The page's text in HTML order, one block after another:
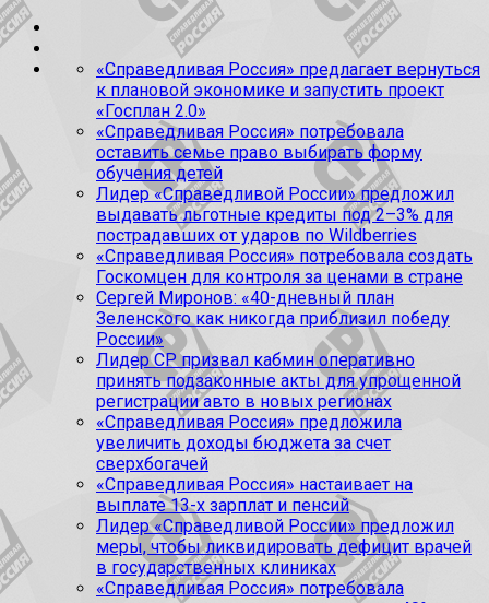
«Справедливая Россия» предлагает вернуться
к плановой экономике и запустить проект
«Госплан 2.0»
«Справедливая Россия» потребовала
оставить семье право выбирать форму
обучения детей
Лидер «Справедливой России» предложил
выдавать льготные кредиты под 2–3% для
пострадавших от ударов по Wildberries
«Справедливая Россия» потребовала создать
Госкомцен для контроля за ценами в стране
Сергей Миронов: «40-дневный план
Зеленского как никогда приблизил победу
России»
Лидер СР призвал кабмин оперативно
принять подзаконные акты для упрощенной
регистрации авто в новых регионах
«Справедливая Россия» предложила
увеличить доходы бюджета за счет
сверхбогачей
«Справедливая Россия» настаивает на
выплате 13-х зарплат и пенсий
Лидер «Справедливой России» предложил
меры, чтобы ликвидировать дефицит врачей
в государственных клиниках
«Справедливая Россия» потребовала